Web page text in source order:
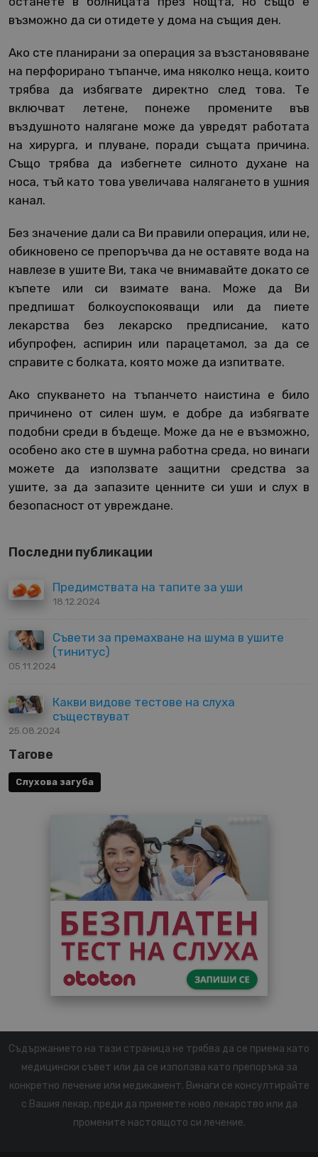
възможно да си отидете у дома на същия ден.
Ако сте планирани за операция за възстановяване
на перфорирано тъпанче, има няколко неща, които
трябва да избягвате директно след това. Те
включват летене, понеже промените във
въздушното налягане може да увредят работата
на хирурга, и плуване, поради същата причина.
Също трябва да избегнете силното духане на
носа, тъй като това увеличава налягането в ушния
канал.
Без значение дали са Ви правили операция, или не,
обикновено се препоръчва да не оставяте вода на
навлезе в ушите Ви, така че внимавайте докато се
къпете или си взимате вана. Може да Ви
предпишат болкоуспокояващи или да пиете
лекарства без лекарско предписание, като
ибупрофен, аспирин или парацетамол, за да се
справите с болката, която може да изпитвате.
Ако спукването на тъпанчето наистина е било
причинено от силен шум, е добре да избягвате
подобни среди в бъдеще. Може да не е възможно,
особено ако сте в шумна работна среда, но винаги
можете да използвате защитни средства за
ушите, за да запазите ценните си уши и слух в
безопасност от увреждане.
Последни публикации
Предимствата на тапите за уши
18.12.2024
Съвети за премахване на шума в ушите
(тинитус)
05.11.2024
Какви видове тестове на слуха
съществуват
25.08.2024
Тагове
Слухова загуба
Съдържанието на тази страница не трябва да се приема като
медицински съвет или да се използва като препоръка за
конкретно лечение или медикамент. Винаги се консултирайте
с Вашия лекар, преди да приемете ново лекарство или да
промените настоящото си лечение.